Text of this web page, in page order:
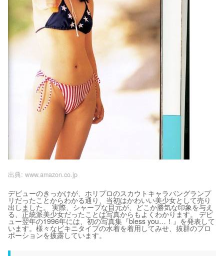
出典: www.amazon.co.jp
デビューのきっかけが、ホリプロのスカウトキャラバングランプ
リだったことからわかる通り、当初はかわいい美少女として売り
出しました。 実際、シャープな目元が、どこか勝気な印象を与え
る、正統派美少女だったことは写真からもよくわかります。 デビ
ュー翌年の1996年には、初の写真集『bless you…！』を発表して
います。様々なビキニタイプの水着を着用してみせ、抜群のプロ
ポーションを披露しています。